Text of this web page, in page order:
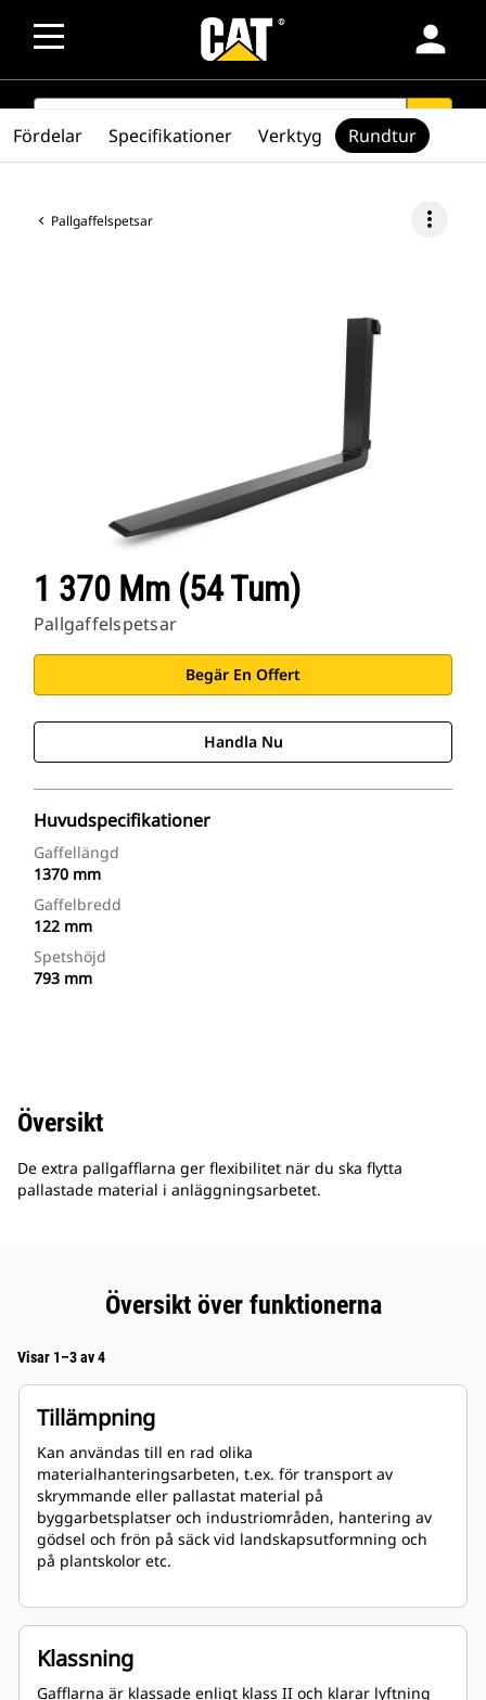
person
SEARCH search
Pallgaffelspetsar more_vert
1 370 Mm (54 Tum)
Pallgaffelspetsar
Begär En Offert
Handla Nu
Huvudspecifikationer
Gaffellängd
1370 mm
Gaffelbredd
122 mm
Spetshöjd
793 mm
Fördelar Specifikationer Verktyg Rundtur
Översikt
De extra pallgafflarna ger flexibilitet när du ska flytta
pallastade material i anläggningsarbetet.
Översikt över funktionerna
Visar 1–3 av 4
Tillämpning
Kan användas till en rad olika
materialhanteringsarbeten, t.ex. för transport av
skrymmande eller pallastat material på
byggarbetsplatser och industriområden, hantering av
gödsel och frön på säck vid landskapsutformning och
på plantskolor etc.
Klassning
Gafflarna är klassade enligt klass II och klarar lyftning